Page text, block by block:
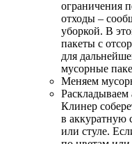
ограничения
отходы –
уборкой. В
пакеты с
для
мусорные
Меняем
Раскладываем
Клинер
в аккуратную
или стуле.